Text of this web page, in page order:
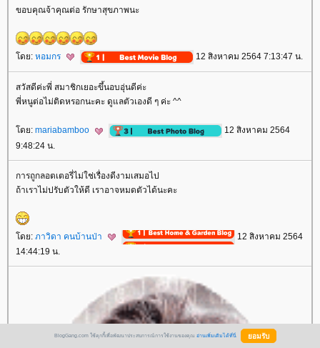
ขอบคุณจ้าคุณต่อ รักษาสุขภาพนะ
ดย: หอมกร 12 สิงหาคม 2564 7:13:47 น.
สวัสดีค่ะพี่ สมาชิกเยอะขึ้นอบอุ่นดีค่ะ
พี่หนูต่อไม่ติดหรอกนะคะ ดูแลตัวเองดี ๆ ค่ะ ^^
ดย: mariabamboo
12 สิงหาคม 2564
9:48:24 น.
การถูกลอตเตอรี่ไม่ใช่เรื่องดีงามเสมอไป
ถ้าเราไม่ปรับตัวให้ดี เราอาจหมดตัวได้นะคะ
ดย: ภาวิดา คนบ้านป่า
12 สิงหาคม 2564
14:44:19 น.
BlogGang.com ใช้คุกกี้เพื่อพัฒนาประสบการณ์การใช้งานของคุณ อ่านเพิ่มเติมได้ที่นี่